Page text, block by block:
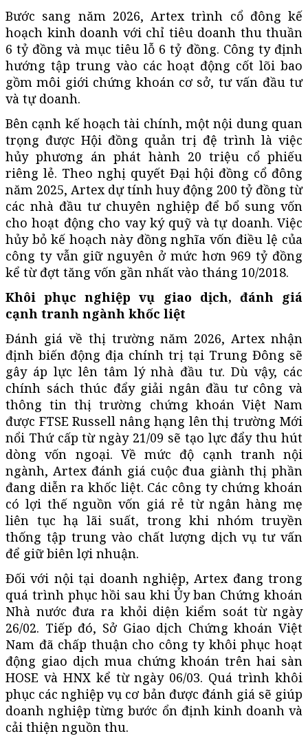
Bước sang năm 2026, Artex trình cổ đông kế
hoạch kinh doanh với chỉ tiêu doanh thu thuần
6 tỷ đồng và mục tiêu lỗ 6 tỷ đồng. Công ty định
hướng tập trung vào các hoạt động cốt lõi bao
gồm môi giới chứng khoán cơ sở, tư vấn đầu tư
và tự doanh.
Bên cạnh kế hoạch tài chính, một nội dung quan
trọng được Hội đồng quản trị đệ trình là việc
hủy phương án phát hành 20 triệu cổ phiếu
riêng lẻ. Theo nghị quyết Đại hội đồng cổ đông
năm 2025, Artex dự tính huy động 200 tỷ đồng từ
các nhà đầu tư chuyên nghiệp để bổ sung vốn
cho hoạt động cho vay ký quỹ và tự doanh. Việc
hủy bỏ kế hoạch này đồng nghĩa vốn điều lệ của
công ty vẫn giữ nguyên ở mức hơn 969 tỷ đồng
kể từ đợt tăng vốn gần nhất vào tháng 10/2018.
Khôi phục nghiệp vụ giao dịch, đánh giá
cạnh tranh ngành khốc liệt
Đánh giá về thị trường năm 2026, Artex nhận
định biến động địa chính trị tại Trung Đông sẽ
gây áp lực lên tâm lý nhà đầu tư. Dù vậy, các
chính sách thúc đẩy giải ngân đầu tư công và
thông tin thị trường chứng khoán Việt Nam
được FTSE Russell nâng hạng lên thị trường Mới
nổi Thứ cấp từ ngày 21/09 sẽ tạo lực đẩy thu hút
dòng vốn ngoại. Về mức độ cạnh tranh nội
ngành, Artex đánh giá cuộc đua giành thị phần
đang diễn ra khốc liệt. Các công ty chứng khoán
có lợi thế nguồn vốn giá rẻ từ ngân hàng mẹ
liên tục hạ lãi suất, trong khi nhóm truyền
thống tập trung vào chất lượng dịch vụ tư vấn
để giữ biên lợi nhuận.
Đối với nội tại doanh nghiệp, Artex đang trong
quá trình phục hồi sau khi Ủy ban Chứng khoán
Nhà nước đưa ra khỏi diện kiểm soát từ ngày
26/02. Tiếp đó, Sở Giao dịch Chứng khoán Việt
Nam đã chấp thuận cho công ty khôi phục hoạt
động giao dịch mua chứng khoán trên hai sàn
HOSE và HNX kể từ ngày 06/03. Quá trình khôi
phục các nghiệp vụ cơ bản được đánh giá sẽ giúp
doanh nghiệp từng bước ổn định kinh doanh và
cải thiện nguồn thu.